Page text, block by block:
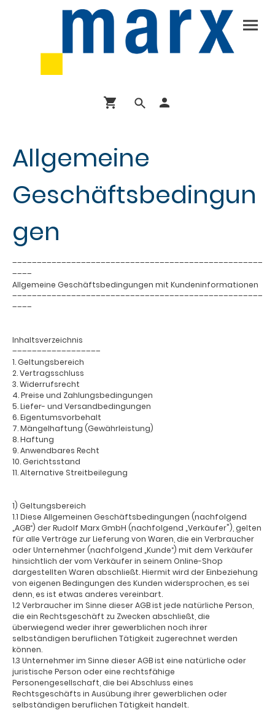
Allgemeine
Geschäftsbedingun
gen
–––––––––––––––––––––––––––––––––––––––––––––––––––
––––
Allgemeine Geschäftsbedingungen mit Kundeninformationen
–––––––––––––––––––––––––––––––––––––––––––––––––––
––––
Inhaltsverzeichnis
––––––––––––––––––
1. Geltungsbereich
2. Vertragsschluss
3. Widerrufsrecht
4. Preise und Zahlungsbedingungen
5. Liefer- und Versandbedingungen
6. Eigentumsvorbehalt
7. Mängelhaftung (Gewährleistung)
8. Haftung
9. Anwendbares Recht
10. Gerichtsstand
11. Alternative Streitbeilegung
1) Geltungsbereich
1.1 Diese Allgemeinen Geschäftsbedingungen (nachfolgend
„AGB“) der Rudolf Marx GmbH (nachfolgend „Verkäufer"), gelten
für alle Verträge zur Lieferung von Waren, die ein Verbraucher
oder Unternehmer (nachfolgend „Kunde“) mit dem Verkäufer
hinsichtlich der vom Verkäufer in seinem Online-Shop
dargestellten Waren abschließt. Hiermit wird der Einbeziehung
von eigenen Bedingungen des Kunden widersprochen, es sei
denn, es ist etwas anderes vereinbart.
1.2 Verbraucher im Sinne dieser AGB ist jede natürliche Person,
die ein Rechtsgeschäft zu Zwecken abschließt, die
überwiegend weder ihrer gewerblichen noch ihrer
selbständigen beruflichen Tätigkeit zugerechnet werden
können.
1.3 Unternehmer im Sinne dieser AGB ist eine natürliche oder
juristische Person oder eine rechtsfähige
Personengesellschaft, die bei Abschluss eines
Rechtsgeschäfts in Ausübung ihrer gewerblichen oder
selbständigen beruflichen Tätigkeit handelt.